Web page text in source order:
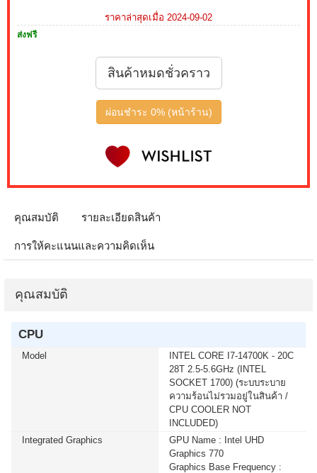
สนใจโปรโมชั่นนี้ ติดต่อ 02-017-4444
เมื่อซื้อพร้อมคอมเซ็ต ลดทันที 790 บาท จากปกติ 3,590
บาท เหลือเพียง 2,800 บาท MONITOR 27 MSI IPS PRO
บาท เหลือเพียง 2,900 บาท MONITOR 24.5 GIGABYTE
IPS GS25F2A SPEAKERS 240Hz (1 เซ็ต ต่อ 1 จอ)
บาท เหลือเพียง 5,900 บาท MONITOR 32 SAMSUNG
COM (1 เซ็ต ต่อ 1 จอ) สนใจโปรโมชั่นนี้ ติดต่อ 02-017-
4444
เมื่อซื้อพร้อมคอมเซ็ต ลดทันที 50 บาท จากปกติ 740 บาท
เมื่อซื้อพร้อมคอมเซ็ต ลดทันที 400 บาท จากปกติ 4,090
บาท เหลือเพียง 3,690 บาท MICROSOFT WINDOWS 11
HOME 64bit Eng Intl 1pk DSP OEI DVD (KW9-00632)(1
เซ็ต ต่อ 1 อัน) สนใจโปรโมชั่นนี้ ติดต่อ 02-017-4444
เมื่อซื้อพร้อมคอมเซ็ต ลดทันที 400 บาท จากปกติ 4,790
บาท เหลือเพียง 4,390 บาท MICROSOFT WINDOWS 11
ราคาล่าสุดเมื่อ 2024-09-02
ส่งฟรี
สินค้าหมดชั่วคราว
ผ่อนชำระ 0% (หน้าร้าน)
คุณสมบัติ รายละเอียดสินค้า
การให้คะแนนและความคิดเห็น
คุณสมบัติ
CPU
Model
INTEL CORE I7-14700K - 20C
28T 2.5-5.6GHz (INTEL
SOCKET 1700) (ระบบระบาย
ความร้อนไม่รวมอยู่ในสินค้า /
CPU COOLER NOT
INCLUDED)
Integrated Graphics
GPU Name : Intel UHD
Graphics 770
Graphics Base Frequency :